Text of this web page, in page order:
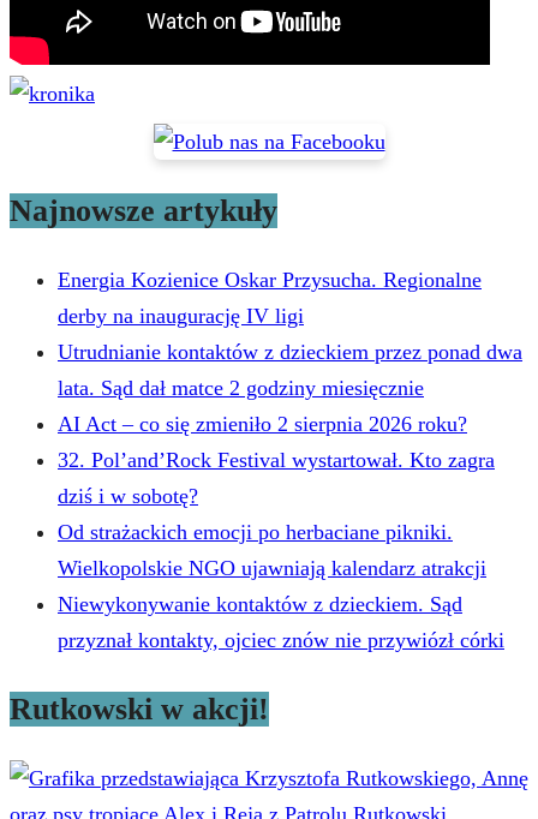
Najnowsze artykuły
Energia Kozienice Oskar Przysucha. Regionalne
derby na inaugurację IV ligi
Utrudnianie kontaktów z dzieckiem przez ponad dwa
lata. Sąd dał matce 2 godziny miesięcznie
AI Act – co się zmieniło 2 sierpnia 2026 roku?
32. Pol’and’Rock Festival wystartował. Kto zagra
dziś i w sobotę?
Od strażackich emocji po herbaciane pikniki.
Wielkopolskie NGO ujawniają kalendarz atrakcji
Niewykonywanie kontaktów z dzieckiem. Sąd
przyznał kontakty, ojciec znów nie przywiózł córki
Rutkowski w akcji!